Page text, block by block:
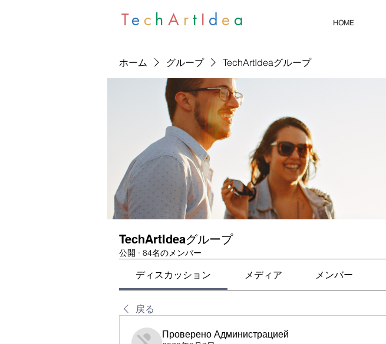
Te c hA r t I d e a HOME
ホーム グループ TechArtIdeaグループ
TechArtIdeaグループ
公開 · 84名のメンバー
ディスカッション メディア メンバー
戻る
Проверено Администрацией